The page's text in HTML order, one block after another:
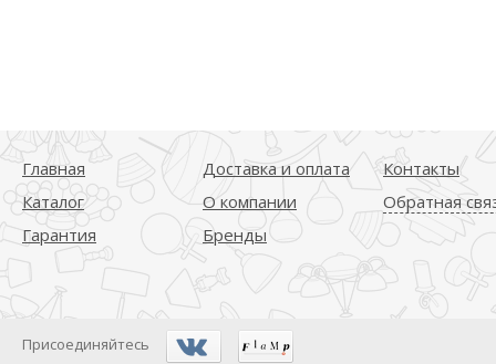
Главная
Каталог
Гарантия
Доставка и оплата
О компании
Бренды
Контакты
Обратная
Присоединяйтесь